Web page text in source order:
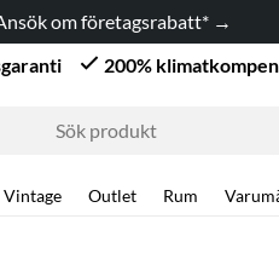
om företagsrabatt* →
200%
Vintage Outlet Rum